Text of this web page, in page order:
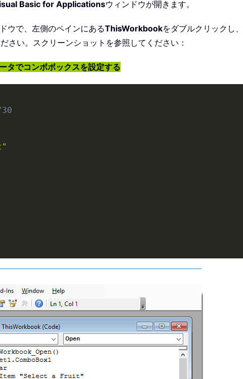
Basic for Applicationsウィンドウが開きます。
ウで、左側のペインにあるThisWorkbookをダブルクリックし、
さい。スクリーンショットを参照してください：
タでコンボボックスを設定する